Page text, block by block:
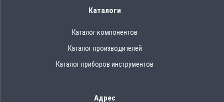
Каталоги
Каталог компонентов
Каталог производителей
Каталог приборов инструментов
Адрес